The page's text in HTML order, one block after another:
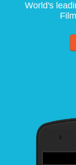
World's